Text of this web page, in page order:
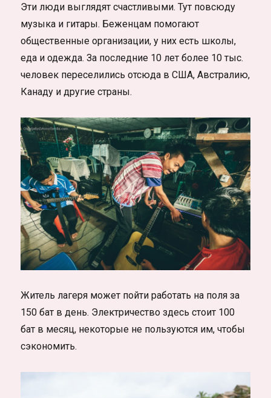
Эти люди выглядят счастливыми. Тут повсюду
музыка и гитары. Беженцам помогают
общественные организации, у них есть школы,
еда и одежда. За последние 10 лет более 10 тыс.
человек переселились отсюда в США, Австралию,
Канаду и другие страны.
Житель лагеря может пойти работать на поля за
150 бат в день. Электричество здесь стоит 100
бат в месяц, некоторые не пользуются им, чтобы
сэкономить.